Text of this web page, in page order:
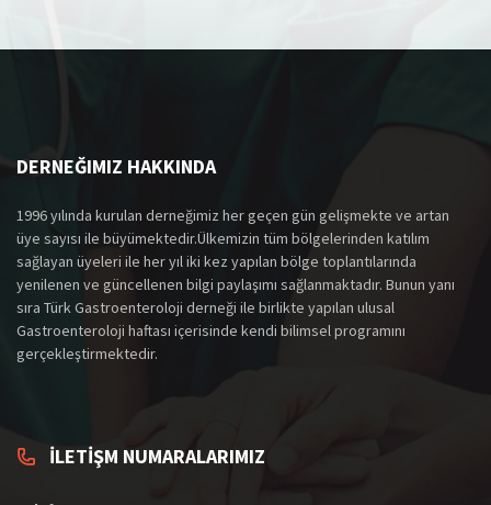
DERNEĞIMIZ HAKKINDA
1996 yılında kurulan derneğimiz her geçen gün gelişmekte ve artan
üye sayısı ile büyümektedir.Ülkemizin tüm bölgelerinden katılım
sağlayan üyeleri ile her yıl iki kez yapılan bölge toplantılarında
yenilenen ve güncellenen bilgi paylaşımı sağlanmaktadır. Bunun yanı
sıra Türk Gastroenteroloji derneği ile birlikte yapılan ulusal
Gastroenteroloji haftası içerisinde kendi bilimsel programını
gerçekleştirmektedir.
İLETİŞM NUMARALARIMIZ